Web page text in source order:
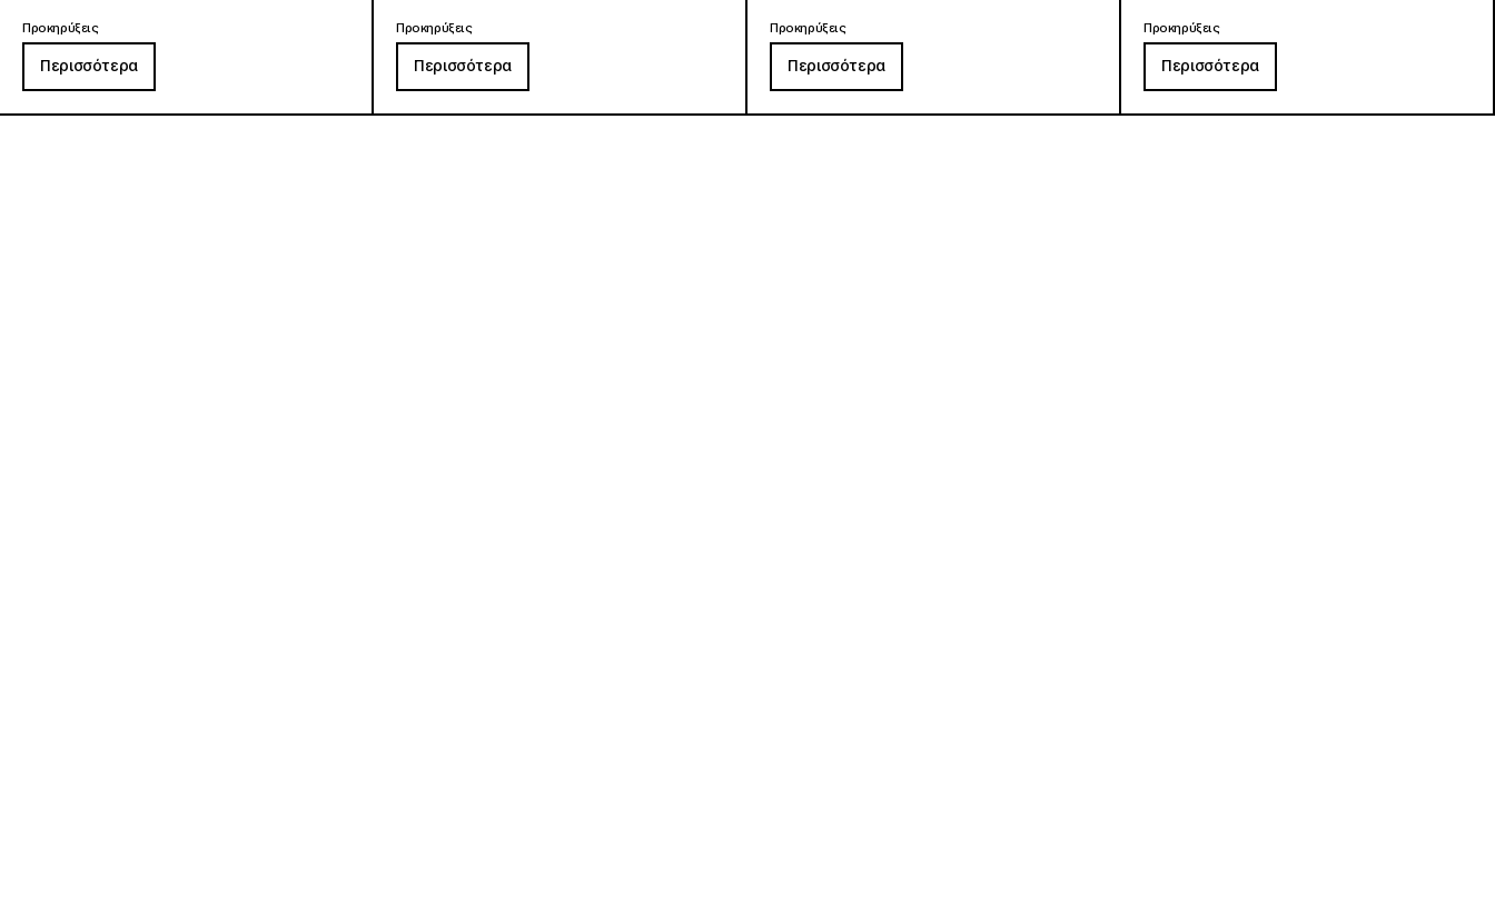
Προκηρύξεις
Περισσότερα
Προκηρύξεις
Περισσότερα
Προκηρύξεις
Περισσότερα
Προκηρύξεις
Περισσότερα